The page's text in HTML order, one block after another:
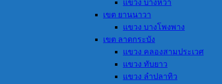
แขวง บางหว้า
เขต ยานนาวา
แขวง บางโพงพาง
เขต ลาดกระบัง
แขวง คลองสามประเวศ
แขวง ทับยาว
แขวง ลำปลาทิว